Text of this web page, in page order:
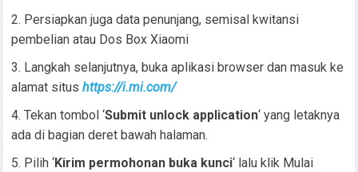
Persiapkan juga data penunjang, semisal kwitansi
pembelian atau Dos Box Xiaomi
Langkah selanjutnya, buka aplikasi browser dan masuk ke
alamat situshttps://i.mi.com/
Tekan tombol ‘Submit unlock application‘ yang letaknya
ada di bagian deret bawah halaman.
Pilih ‘Kirim permohonan buka kunci‘ lalu klik Mulai